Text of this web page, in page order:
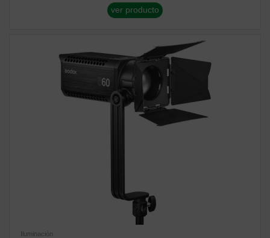
ver producto
Iluminación